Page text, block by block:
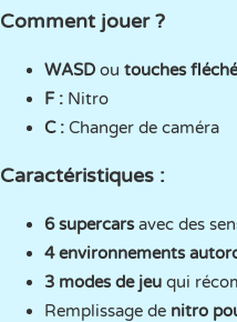
Comment jouer ?
WASD ou touches
F : Nitro
C : Changer de caméra
Caractéristiques :
6 supercarsavec des
4 environnements
3 modes de jeu qui
Remplissage de nitro